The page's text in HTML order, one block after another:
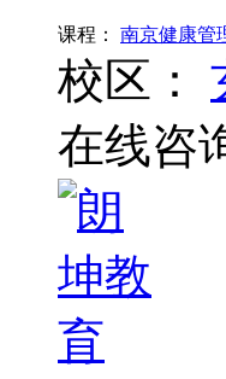
课程： 南京健康管
校区：
在线咨